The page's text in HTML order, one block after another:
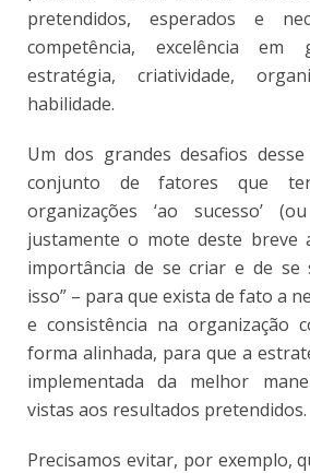
pretendidos, esperados e
competência, excelência em
estratégia, criatividade,
habilidade.
Um dos grandes desafios
conjunto de fatores que
organizações ‘ao sucesso’
justamente o mote deste breve
importância de se criar e de se
isso” – para que exista de fato a
e consistência na organização
forma alinhada, para que a
implementada da melhor
vistas aos resultados pretendidos.
Precisamos evitar, por exemplo,